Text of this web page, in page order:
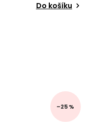
Do košíku
–25 %